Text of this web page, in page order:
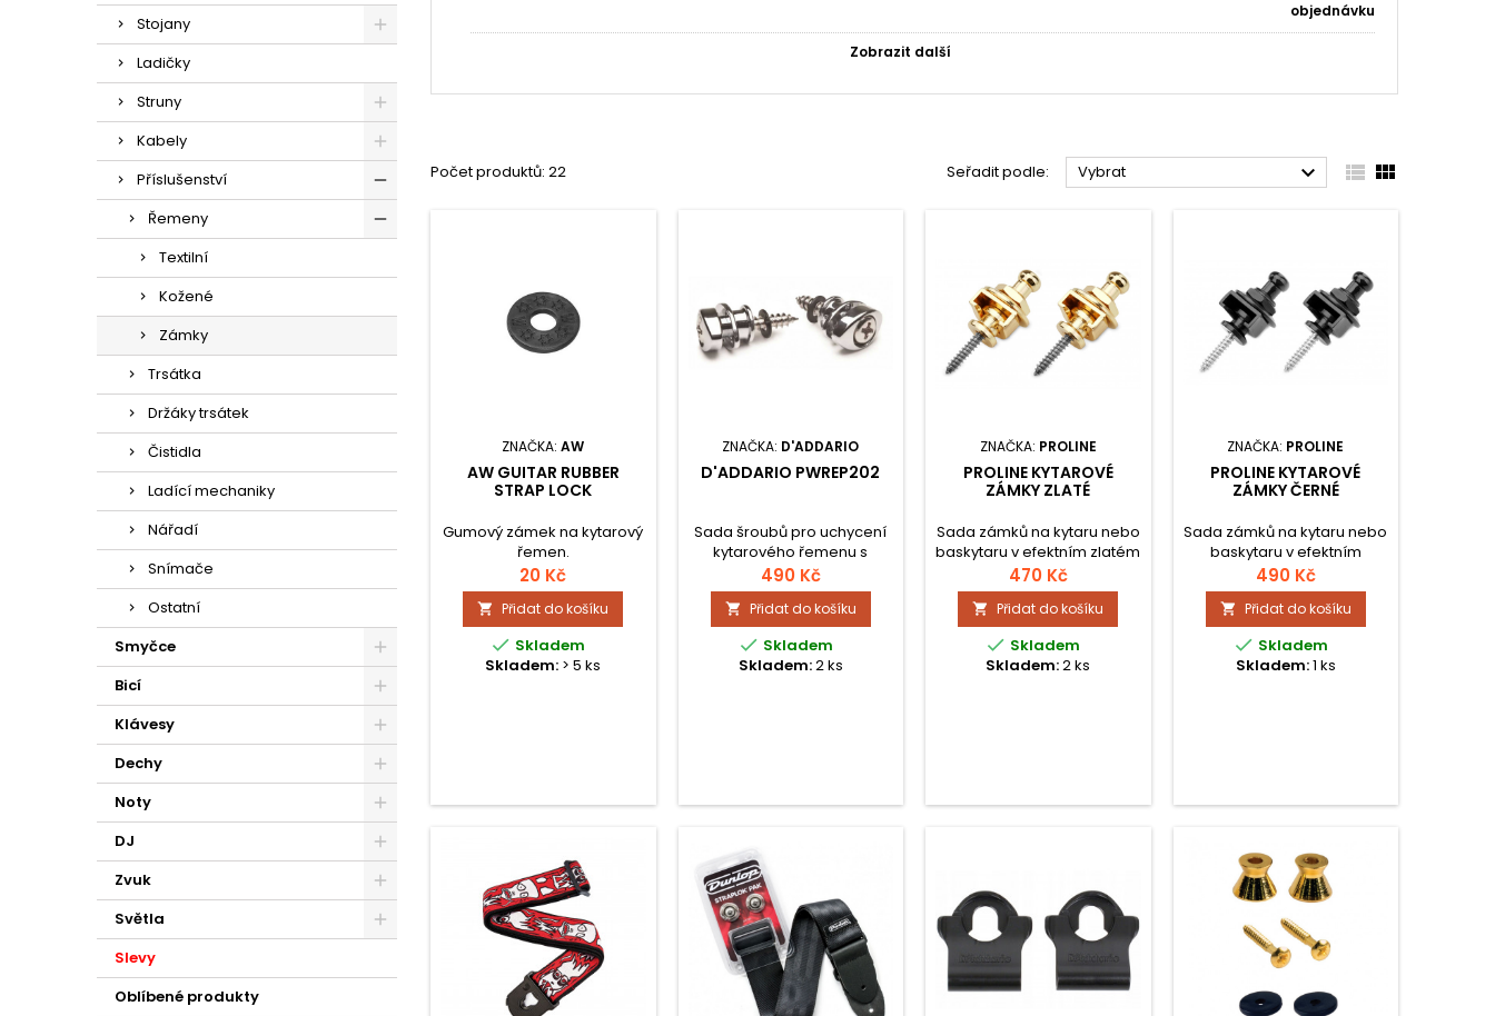
Stojany
Ladičky
Struny
Kabely
Příslušenství
Řemeny
Textilní
Kožené
Zámky
Trsátka
Držáky trsátek
Čistidla
Ladící mechaniky
Nářadí
Snímače
Ostatní
Smyčce
Bicí
Klávesy
Dechy
Noty
DJ
Zvuk
Světla
Slevy
Oblíbené produkty
objednávku
Zobrazit další
Počet produktů: 22 Seřadit podle: Vybrat   
ZNAČKA:AW
AW GUITAR RUBBER
STRAP LOCK
Gumový zámek na kytarový
řemen.
20 Kč
 Přidat do košíku
 Skladem
Skladem: > 5 ks
ZNAČKA: D'ADDARIO
D'ADDARIO PWREP202
Sada šroubů pro uchycení
kytarového řemenu s
uzamykacím
mechanismem.
490 Kč
 Přidat do košíku
 Skladem
Skladem:2 ks
ZNAČKA: PROLINE
PROLINE KYTAROVÉ
ZÁMKY ZLATÉ
Sada zámků na kytaru nebo
baskytaru v efektním zlatém
provedení, v balení 2 kusy s
protilehlými závity pro
bezpečnější uchycení na
kytarového popruhu.
470 Kč
 Přidat do košíku
 Skladem
Skladem:2 ks
ZNAČKA: PROLINE
PROLINE KYTAROVÉ
ZÁMKY ČERNÉ
Sada zámků na kytaru nebo
baskytaru v efektním
černém provedení, v balení
2 kusy s protilehlými závity
pro bezpečnější uchycení
na kytarového popruhu.
490 Kč
 Přidat do košíku
 Skladem
Skladem:1 ks